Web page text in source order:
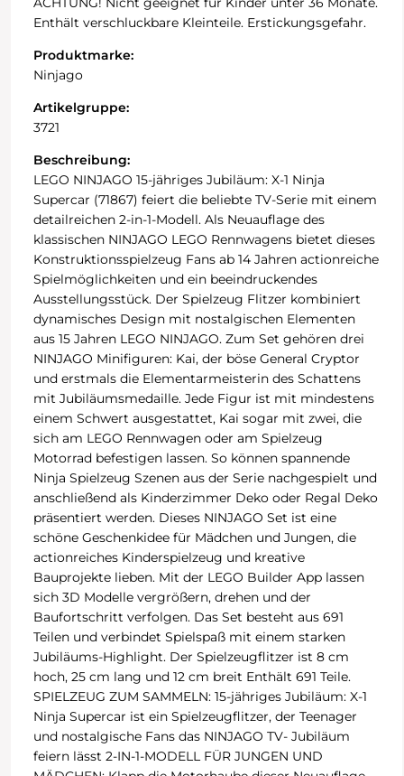
Enthält verschluckbare Kleinteile. Erstickungsgefahr.
Produktmarke:
Ninjago
Artikelgruppe:
3721
Beschreibung:
LEGO NINJAGO 15-jähriges Jubiläum: X-1 Ninja
Supercar (71867) feiert die beliebte TV-Serie mit einem
detailreichen 2-in-1-Modell. Als Neuauflage des
klassischen NINJAGO LEGO Rennwagens bietet dieses
Konstruktionsspielzeug Fans ab 14 Jahren actionreiche
Spielmöglichkeiten und ein beeindruckendes
Ausstellungsstück. Der Spielzeug Flitzer kombiniert
dynamisches Design mit nostalgischen Elementen
aus 15 Jahren LEGO NINJAGO. Zum Set gehören drei
NINJAGO Minifiguren: Kai, der böse General Cryptor
und erstmals die Elementarmeisterin des Schattens
mit Jubiläumsmedaille. Jede Figur ist mit mindestens
einem Schwert ausgestattet, Kai sogar mit zwei, die
sich am LEGO Rennwagen oder am Spielzeug
Motorrad befestigen lassen. So können spannende
Ninja Spielzeug Szenen aus der Serie nachgespielt und
anschließend als Kinderzimmer Deko oder Regal Deko
präsentiert werden. Dieses NINJAGO Set ist eine
schöne Geschenkidee für Mädchen und Jungen, die
actionreiches Kinderspielzeug und kreative
Bauprojekte lieben. Mit der LEGO Builder App lassen
sich 3D Modelle vergrößern, drehen und der
Baufortschritt verfolgen. Das Set besteht aus 691
Teilen und verbindet Spielspaß mit einem starken
Jubiläums-Highlight. Der Spielzeugflitzer ist 8 cm
hoch, 25 cm lang und 12 cm breit Enthält 691 Teile.
SPIELZEUG ZUM SAMMELN: 15-jähriges Jubiläum: X-1
Ninja Supercar ist ein Spielzeugflitzer, der Teenager
und nostalgische Fans das NINJAGO TV- Jubiläum
feiern lässt 2-IN-1-MODELL FÜR JUNGEN UND